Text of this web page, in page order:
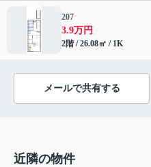
207
3.9万円
2階 / 26.08㎡ / 1K
メールで共有する
近隣の物件